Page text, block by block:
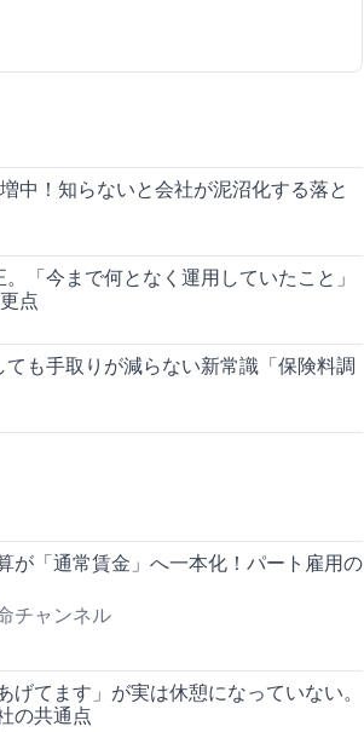
中！知らないと会社が泥沼化する落と
「今まで何となく運用していたこと」
点
ても手取りが減らない新常識「保険料調
が「通常賃金」へ一本化！パート雇用の
チャンネル
げてます」が実は休憩になっていない。
の共通点